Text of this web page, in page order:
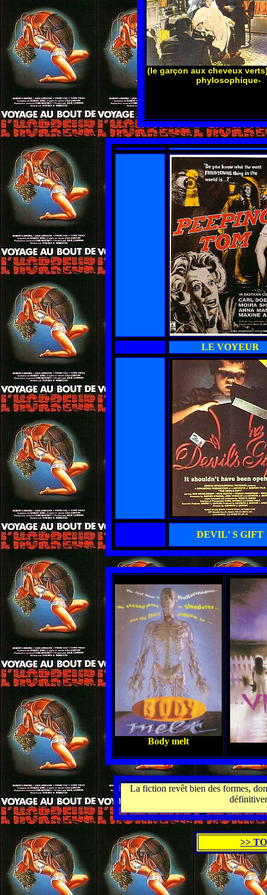
(le garçon aux cheveux
phylosophique-
LE VOYEUR
DEVIL' S GIFT
Body melt
La fiction revêt bien des formes,
>>